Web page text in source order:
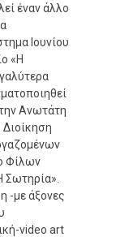
έναν άλλο
Ιουνίου
«Η
Ανωτάτη
Φίλων
-με άξονες
video art